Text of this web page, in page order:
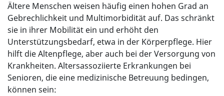
Ältere Menschen weisen häufig einen hohen Grad an
Gebrechlichkeit und Multimorbidität auf. Das schränkt
sie in ihrer Mobilität ein und erhöht den
Unterstützungsbedarf, etwa in der Körperpflege. Hier
hilft die Altenpflege, aber auch bei der Versorgung von
Krankheiten. Altersassoziierte Erkrankungen bei
Senioren, die eine medizinische Betreuung bedingen,
können sein: